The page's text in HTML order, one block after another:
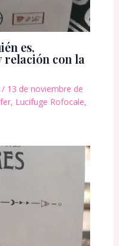
es,
relación con la
/ 13 de noviembre de
, Lucifuge Rofocale,